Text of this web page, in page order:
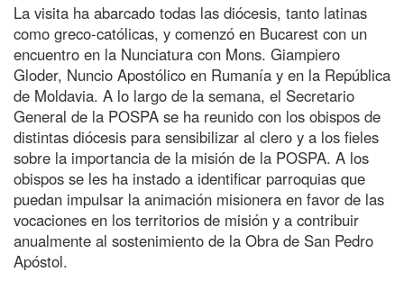
La visita ha abarcado todas las diócesis, tanto latinas
como greco-católicas, y comenzó en Bucarest con un
encuentro en la Nunciatura con Mons. Giampiero
Gloder, Nuncio Apostólico en Rumanía y en la República
de Moldavia. A lo largo de la semana, el Secretario
General de la POSPA se ha reunido con los obispos de
distintas diócesis para sensibilizar al clero y a los fieles
sobre la importancia de la misión de la POSPA. A los
obispos se les ha instado a identificar parroquias que
puedan impulsar la animación misionera en favor de las
vocaciones en los territorios de misión y a contribuir
anualmente al sostenimiento de la Obra de San Pedro
Apóstol.